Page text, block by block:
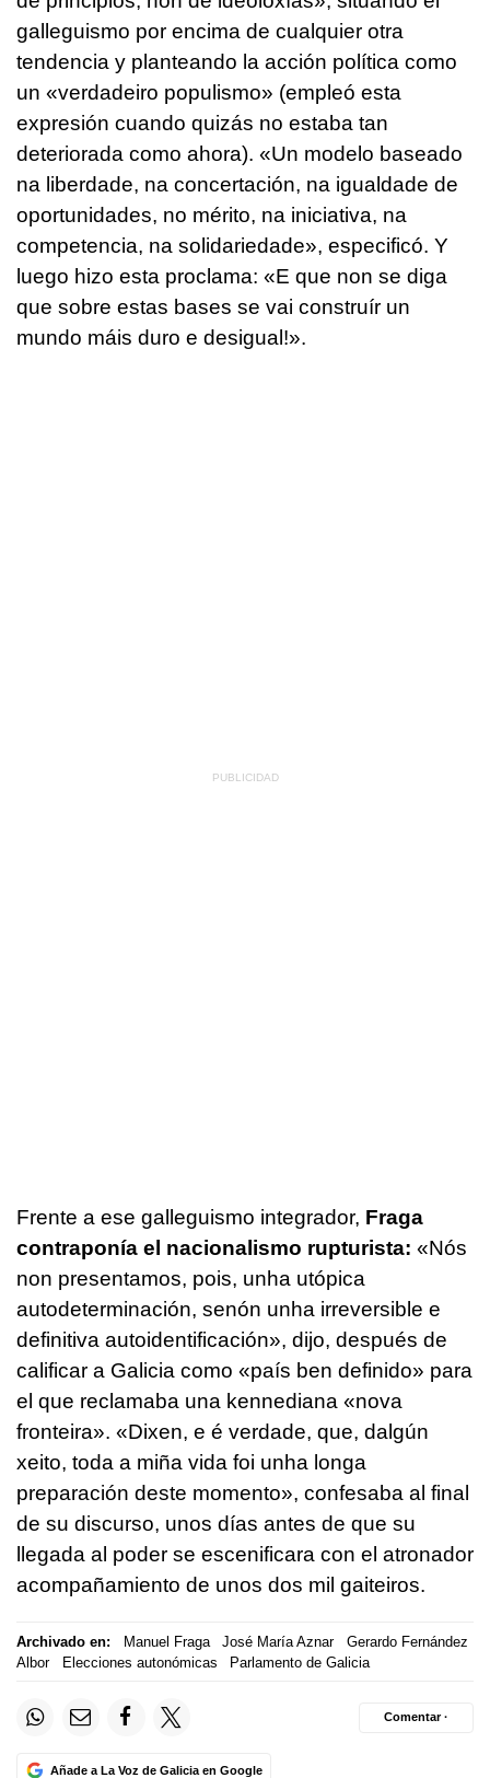
galleguismo por encima de cualquier otra
tendencia y planteando la acción política como
un «verdadeiro populismo» (empleó esta
expresión cuando quizás no estaba tan
deteriorada como ahora). «Un modelo baseado
na liberdade, na concertación, na igualdade de
oportunidades, no mérito, na iniciativa, na
competencia, na solidariedade», especificó. Y
luego hizo esta proclama: «E que non se diga
que sobre estas bases se vai construír un
mundo máis duro e desigual!».
Frente a ese galleguismo integrador, Fraga
contraponía el nacionalismo rupturista: «Nós
non presentamos, pois, unha utópica
autodeterminación, senón unha irreversible e
definitiva autoidentificación», dijo, después de
calificar a Galicia como «país ben definido» para
el que reclamaba una kennediana «nova
fronteira». «Dixen, e é verdade, que, dalgún
xeito, toda a miña vida foi unha longa
preparación deste momento», confesaba al final
de su discurso, unos días antes de que su
llegada al poder se escenificara con el atronador
acompañamiento de unos dos mil gaiteiros.
Archivado en: Manuel Fraga José María Aznar
Gerardo Fernández
Albor
Elecciones autonómicas Parlamento de Galicia
Añade a La Voz de Galicia en Google
Comentar ·